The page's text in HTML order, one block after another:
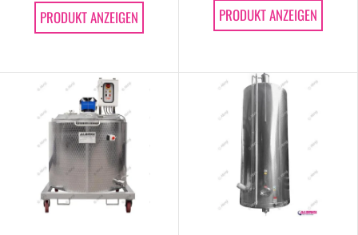
PRODUKT ANZEIGEN PRODUKT ANZEIGEN